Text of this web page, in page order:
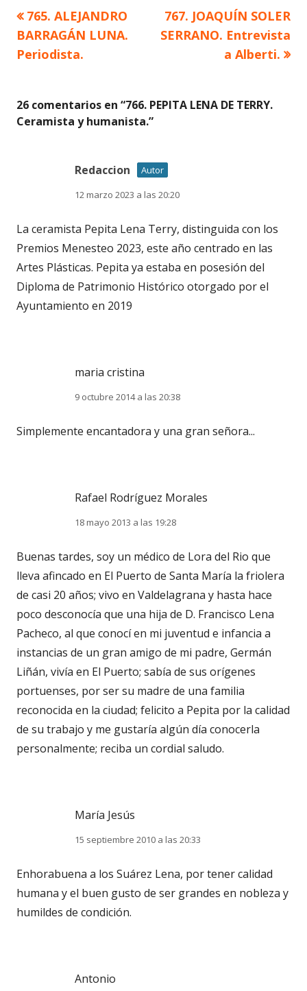
Navegación
de
Artículo
anterior
765. ALEJANDRO
BARRAGÁN LUNA.
Periodista.
Artículo
siguiente
767. JOAQUÍN SOLER
SERRANO. Entrevista
a Alberti.
26 comentarios en “766. PEPITA LENA DE TERRY.
Ceramista y humanista.”
Redaccion
Autor
12 marzo 2023 a las 20:20
La ceramista Pepita Lena Terry, distinguida con los
Premios Menesteo 2023, este año centrado en las
Artes Plásticas. Pepita ya estaba en posesión del
Diploma de Patrimonio Histórico otorgado por el
Ayuntamiento en 2019
maria cristina
9 octubre 2014 a las 20:38
Simplemente encantadora y una gran señora...
Rafael Rodríguez Morales
18 mayo 2013 a las 19:28
Buenas tardes, soy un médico de Lora del Rio que
lleva afincado en El Puerto de Santa María la friolera
de casi 20 años; vivo en Valdelagrana y hasta hace
poco desconocía que una hija de D. Francisco Lena
Pacheco, al que conocí en mi juventud e infancia a
instancias de un gran amigo de mi padre, Germán
Liñán, vivía en El Puerto; sabía de sus orígenes
portuenses, por ser su madre de una familia
reconocida en la ciudad; felicito a Pepita por la calidad
de su trabajo y me gustaría algún día conocerla
personalmente; reciba un cordial saludo.
María Jesús
15 septiembre 2010 a las 20:33
Enhorabuena a los Suárez Lena, por tener calidad
humana y el buen gusto de ser grandes en nobleza y
humildes de condición.
Antonio